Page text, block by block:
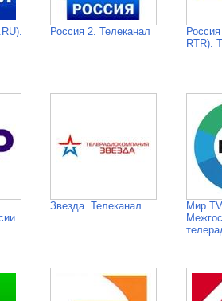
Россия 2. Телеканал
RTR).
Звезда. Телеканал
Мир